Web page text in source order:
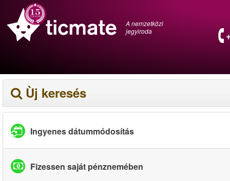
A nemzetközi
jegyiroda
Ùj keresés
Ingyenes dátummódosítás
Fizessen saját pénznemében